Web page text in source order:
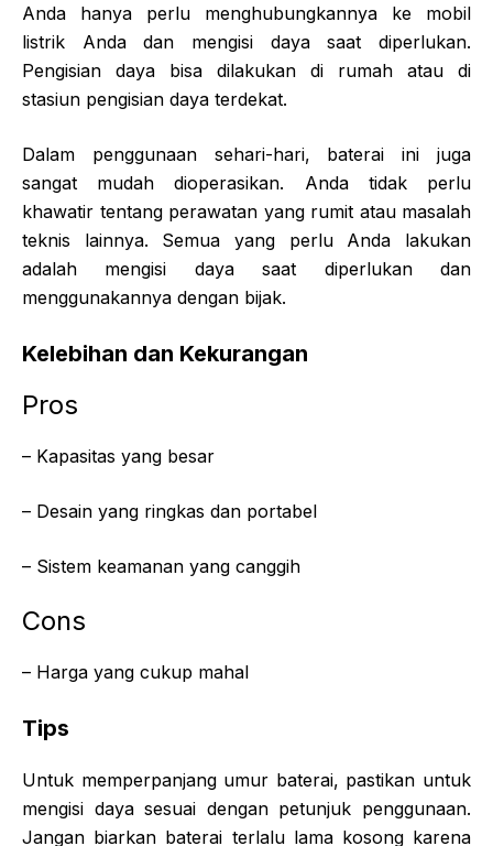
Anda hanya perlu menghubungkannya ke mobil
listrik Anda dan mengisi daya saat diperlukan.
Pengisian daya bisa dilakukan di rumah atau di
stasiun pengisian daya terdekat.
Dalam penggunaan sehari-hari, baterai ini juga
sangat mudah dioperasikan. Anda tidak perlu
khawatir tentang perawatan yang rumit atau masalah
teknis lainnya. Semua yang perlu Anda lakukan
adalah mengisi daya saat diperlukan dan
menggunakannya dengan bijak.
Kelebihan dan Kekurangan
Pros
– Kapasitas yang besar
– Desain yang ringkas dan portabel
– Sistem keamanan yang canggih
Cons
– Harga yang cukup mahal
Tips
Untuk memperpanjang umur baterai, pastikan untuk
mengisi daya sesuai dengan petunjuk penggunaan.
Jangan biarkan baterai terlalu lama kosong karena